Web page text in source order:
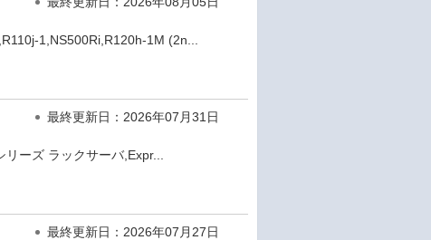
1,NS500Ri,R120h-1M (2n...
最終更新日：2026年07月31日
ーズ ラックサーバ,Expr...
最終更新日：2026年07月27日